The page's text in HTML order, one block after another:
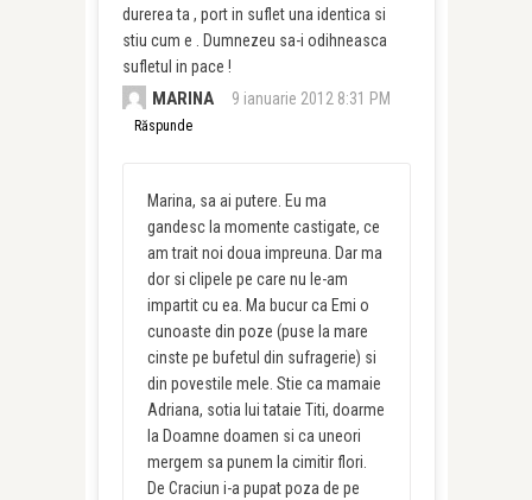
durerea ta , port in suflet una identica si
stiu cum e . Dumnezeu sa-i odihneasca
sufletul in pace !
MARINA 9 ianuarie 2012 8:31 PM
Răspunde
Marina, sa ai putere. Eu ma
gandesc la momente castigate, ce
am trait noi doua impreuna. Dar ma
dor si clipele pe care nu le-am
impartit cu ea. Ma bucur ca Emi o
cunoaste din poze (puse la mare
cinste pe bufetul din sufragerie) si
din povestile mele. Stie ca mamaie
Adriana, sotia lui tataie Titi, doarme
la Doamne doamen si ca uneori
mergem sa punem la cimitir flori.
De Craciun i-a pupat poza de pe